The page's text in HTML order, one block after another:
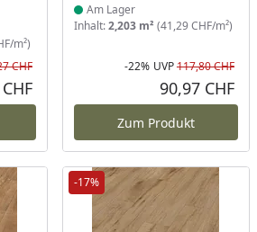
m²)
Rabatt in Prozent
Ursprünglicher Preis
CHF
Am Lager
Inhalt:2,203 m² (41,29 CHF/m²)
-22% UVP117,80 CHF
90,97 CHF
Zum Produkt
-17%